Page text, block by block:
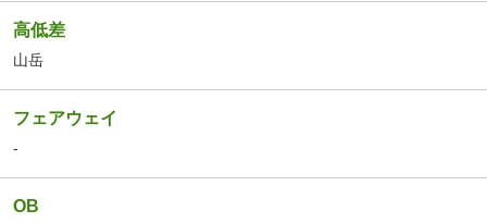
高低差
山岳
フェアウェイ
-
OB